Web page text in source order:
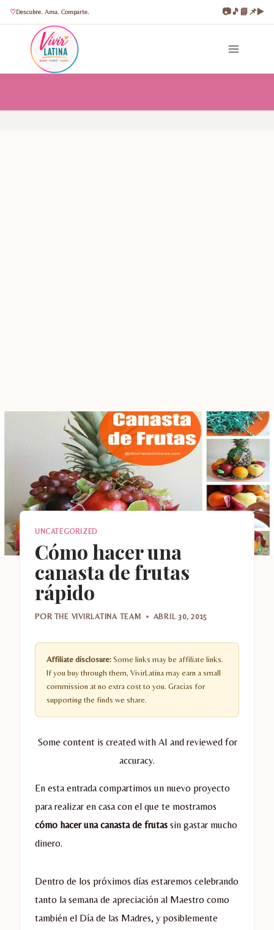
Descubre. Ama. Comparte. 📷🎵📘📌▶️
contenido
UNCATEGORIZED
Cómo hacer una
canasta de frutas
rápido
POR THE VIVIRLATINA TEAM ABRIL 30, 2015
Affiliate disclosure: Some links may be affiliate links.
If you buy through them, VivirLatina may earn a small
commission at no extra cost to you. Gracias for
supporting the finds we share.
Some content is created with AI and reviewed for
accuracy.
En esta entrada compartimos un nuevo proyecto
para realizar en casa con el que te mostramos
cómo hacer una canasta de frutas sin gastar mucho
dinero.
Dentro de los próximos días estaremos celebrando
tanto la semana de apreciación al Maestro como
también el Día de las Madres, y posiblemente